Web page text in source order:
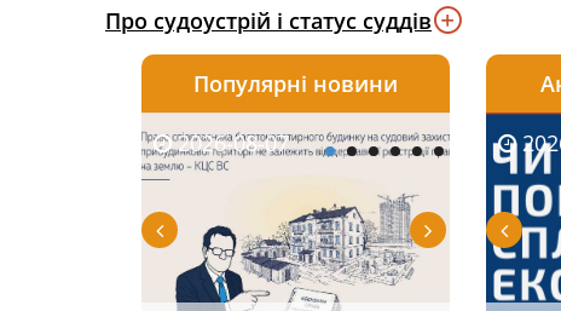
Про судоустрій і статус суддів
Популярні новини
2026-08-07 2026-
2026-08-03